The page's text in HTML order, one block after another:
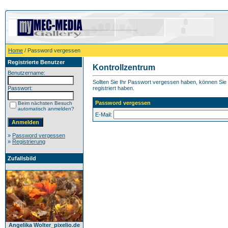
Home / Password vergessen
Registrierte Benutzer
Benutzername:
Passwort:
Beim nächsten Besuch
automatisch anmelden?
» Password vergessen
» Registrierung
Zufallsbild
Angelika Wolter_pixelio.de
Kontrollzentrum
Sollten Sie Ihr Passwort vergessen haben, können
registriert haben.
Password vergessen
E-Mail: